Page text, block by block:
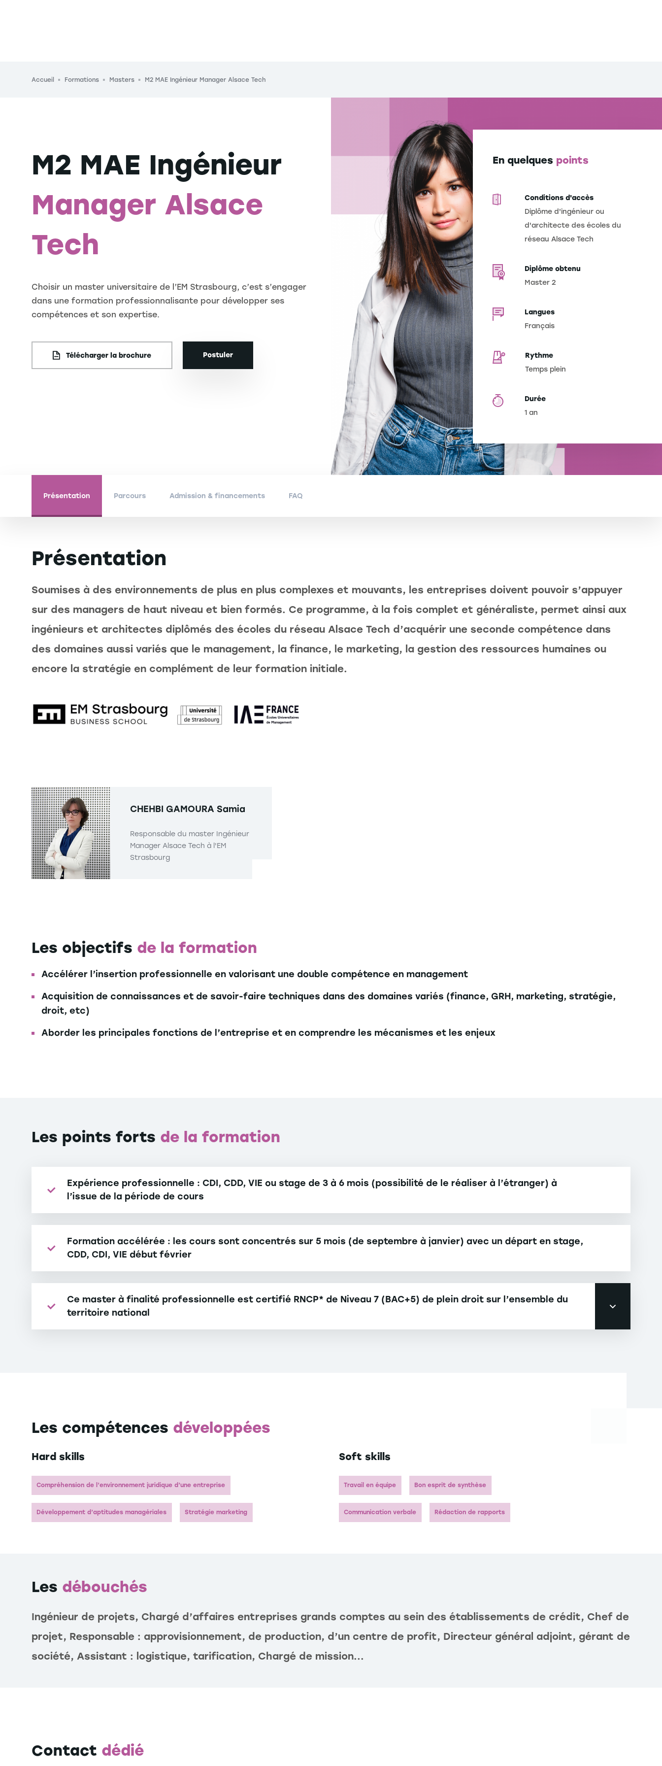
Fil d'Ariane
Accueil Formations Masters M2 MAE Ingénieur Manager Alsace Tech
M2 MAE Ingénieur
Manager Alsace
Tech
Choisir un master universitaire de l’EM Strasbourg, c’est s’engager
dans une formation professionnalisante pour développer ses
compétences et son expertise.
Télécharger la brochure Postuler
En quelques points
Conditions d'accès
Diplôme d'ingénieur ou
d'architecte des écoles du
réseau Alsace Tech
Diplôme obtenu
Master 2
Langues
Français
Rythme
Temps plein
Durée
1 an
Présentation Parcours Admission & financements FAQ
Présentation
Soumises à des environnements de plus en plus complexes et mouvants, les entreprises doivent pouvoir s’appuyer
sur des managers de haut niveau et bien formés. Ce programme, à la fois complet et généraliste, permet ainsi aux
ingénieurs et architectes diplômés des écoles du réseau Alsace Tech d’acquérir une seconde compétence dans
des domaines aussi variés que le management, la finance, le marketing, la gestion des ressources humaines ou
encore la stratégie en complément de leur formation initiale.
CHEHBI GAMOURA Samia
Responsable du master Ingénieur
Manager Alsace Tech à l'EM
Strasbourg
Les objectifs de la formation
Accélérer l’insertion professionnelle en valorisant une double compétence en management
Acquisition de connaissances et de savoir-faire techniques dans des domaines variés (finance, GRH, marketing, stratégie,
droit, etc)
Aborder les principales fonctions de l’entreprise et en comprendre les mécanismes et les enjeux
Les points forts de la formation
Expérience professionnelle : CDI, CDD, VIE ou stage de 3 à 6 mois (possibilité de le réaliser à l’étranger) à
l’issue de la période de cours
Formation accélérée : les cours sont concentrés sur 5 mois (de septembre à janvier) avec un départ en stage,
CDD, CDI, VIE début février
Ce master à finalité professionnelle est certifié RNCP* de Niveau 7 (BAC+5) de plein droit sur l’ensemble du
territoire national
Les compétences développées
Hard skills
Compréhension de l’environnement juridique d’une entreprise
Développement d’aptitudes managériales Stratégie marketing
Soft skills
Travail en équipe Bon esprit de synthèse
Communication verbale Rédaction de rapports
Les débouchés
Ingénieur de projets, Chargé d’affaires entreprises grands comptes au sein des établissements de crédit, Chef de
projet, Responsable : approvisionnement, de production, d’un centre de profit, Directeur général adjoint, gérant de
société, Assistant : logistique, tarification, Chargé de mission...
Contact dédié